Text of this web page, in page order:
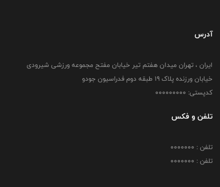
آدرس
ایران ، تهران میدان هفتم تیر خیابان مفتح مجموعه ورزشی شیرودی
خیابان ورزنده پلاک ۱۹ طبقه دوم فدراسیون جودو
کدپستی: 000000000
تلفن و فکس
تلفن : 0000000
تلفن : 0000000